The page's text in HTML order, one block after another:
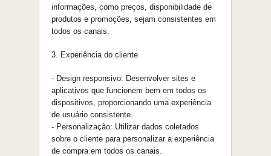
informações, como preços, disponibilidade de
produtos e promoções, sejam consistentes em
todos os canais.
3. Experiência do cliente
- Design responsivo: Desenvolver sites e
aplicativos que funcionem bem em todos os
dispositivos, proporcionando uma experiência
de usuário consistente.
- Personalização: Utilizar dados coletados
sobre o cliente para personalizar a experiência
de compra em todos os canais.